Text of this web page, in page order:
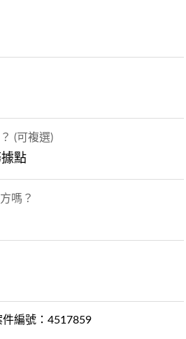
(可複選)
點
嗎？
件編號：4517859